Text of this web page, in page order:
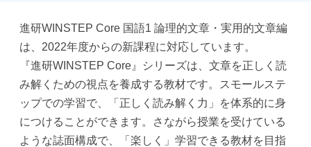
進研WINSTEP Core 国語1 論理的文章・実用的文章編
は、2022年度からの新課程に対応しています。
『進研WINSTEP Core』シリーズは、文章を正しく読
み解くための視点を養成する教材です。スモールステ
ップでの学習で、「正しく読み解く力」を体系的に身
につけることができます。さながら授業を受けている
ような誌面構成で、「楽しく」学習できる教材を目指